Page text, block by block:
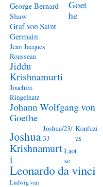
George Bernard
Shaw
Goet
he
Graf von Saint
Germain
Jean Jacques
Rousseau
Jiddu
Krishnamurti
Joachim
Ringelnatz
Johann Wolfgang von
Goethe
Joshua
Joshua/23/
33
Konfuzi
us
Krishnamurt
i
Laot
se
Leonardo da vinci
Ludwig van